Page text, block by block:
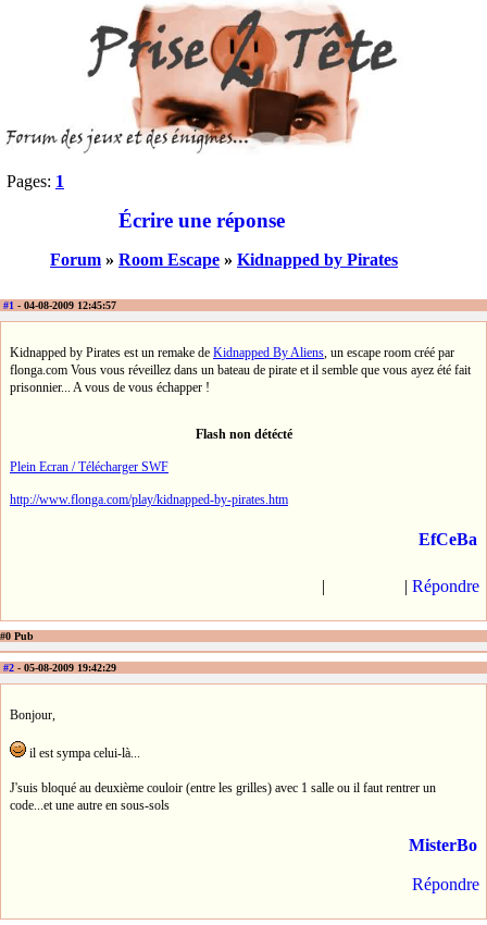
Pages: 1
Écrire une réponse
Forum » Room Escape » Kidnapped by Pirates
#1 - 04-08-2009 12:45:57
Kidnapped by Pirates est un remake de Kidnapped By Aliens , un escape room créé par
flonga.com Vous vous réveillez dans un bateau de pirate et il semble que vous ayez été fait
prisonnier... A vous de vous échapper !
Flash non détécté
Plein Ecran / Télécharger SWF
http://www.flonga.com/play/kidnapped-by-pirates.htm
EfCeBa
| | Répondre
#0 Pub
#2 - 05-08-2009 19:42:29
Bonjour,
il est sympa celui-là...
J'suis bloqué au deuxième couloir (entre les grilles) avec 1 salle ou il faut rentrer un
code...et une autre en sous-sols
MisterBo
Répondre